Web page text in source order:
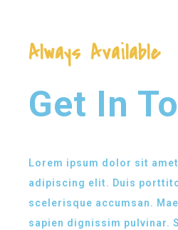
Always Available
Get In
Lorem ipsum dolor sit
adipiscing elit. Duis
scelerisque accumsan.
sapien dignissim pulvinar.